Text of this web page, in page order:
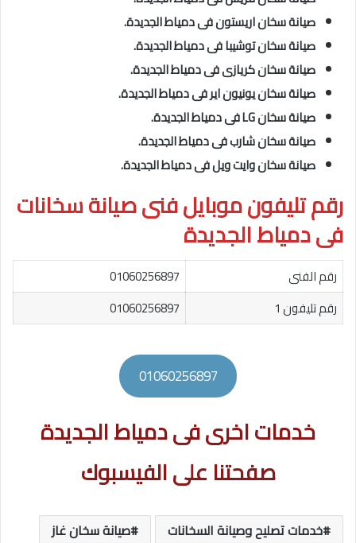
صيانة سخان اريستون فى دمياط الجديدة.
صيانة سخان توشيبا فى دمياط الجديدة.
صيانة سخان كريازى فى دمياط الجديدة.
صيانة سخان يونيون اير فى دمياط الجديدة.
صيانة سخان LG فى دمياط الجديدة.
صيانة سخان شارب فى دمياط الجديدة.
صيانة سخان وايت ويل فى دمياط الجديدة.
رقم تليفون موبايل فنى صيانة سخانات
فى دمياط الجديدة
رقم الفنى
01060256897
رقم تليفون 1
01060256897
01060256897
خدمات اخرى فى دمياط الجديدة
صفحتنا على الفيسبوك
خدمات تصليح وصيانة السخانات
صيانة سخان غاز